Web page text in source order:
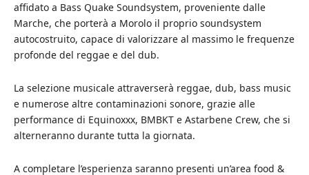
affidato a Bass Quake Soundsystem, proveniente dalle
Marche, che porterà a Morolo il proprio soundsystem
autocostruito, capace di valorizzare al massimo le frequenze
profonde del reggae e del dub.
La selezione musicale attraverserà reggae, dub, bass music
e numerose altre contaminazioni sonore, grazie alle
performance di Equinoxxx, BMBKT e Astarbene Crew, che si
alterneranno durante tutta la giornata.
A completare l’esperienza saranno presenti un’area food &